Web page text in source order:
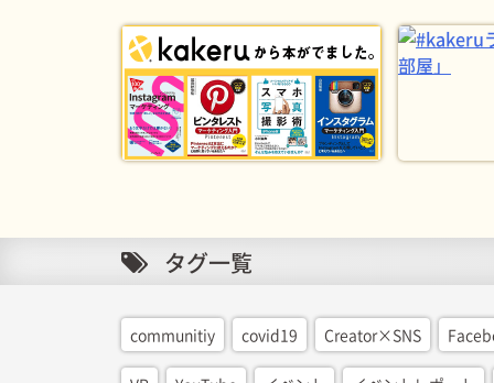
タグ一覧
communitiy covid19 Creator×SNS